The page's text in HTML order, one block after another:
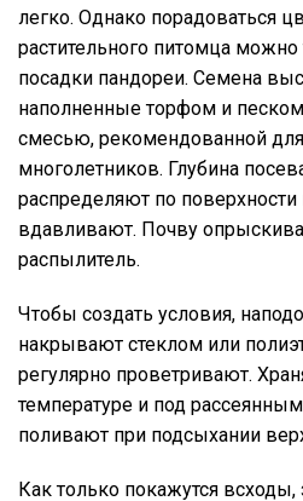
легко. Однако порадоваться
растительного питомца можно
посадки пандореи. Семена
наполненные торфом и
смесью, рекомендованной
многолетников. Глубина
распределяют по поверхности
вдавливают. Почву
распылитель.
Чтобы создать условия,
накрывают стеклом или
регулярно проветривают.
температуре и под
поливают при подсыхании
Как только покажутся